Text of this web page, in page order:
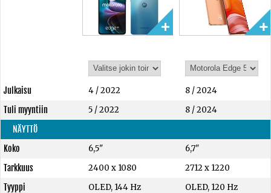
Julkaisu 4 / 2022
8 / 2024
Tuli myyntiin
5 / 2022
8 / 2024
NÄYTTÖ
Koko
6,5"
6,7"
Tarkkuus
2400 x 1080
2712 x 1220
Tyyppi
OLED, 144 Hz
OLED, 120 Hz